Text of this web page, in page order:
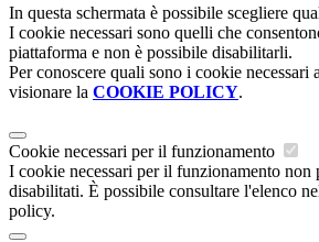
In questa schermata è possibile scegliere
I cookie necessari sono quelli che
piattaforma e non è possibile disabilitarli.
Per conoscere quali sono i cookie necessari
visionare la COOKIE POLICY.
Cookie necessari per il funzionamento
I cookie necessari per il funzionamento non
disabilitati. È possibile consultare l'elenco
policy.